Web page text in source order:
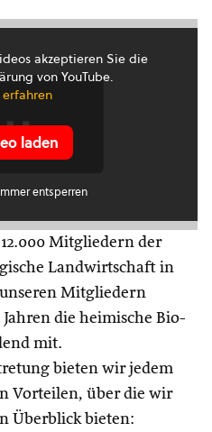
akzeptieren Sie die
von YouTube.
laden
entsperren
Mitgliedern der
Landwirtschaft in
Mitgliedern
die heimische Bio-
mit.
bieten wir jedem
Vorteilen, über die wir
Überblick bieten: